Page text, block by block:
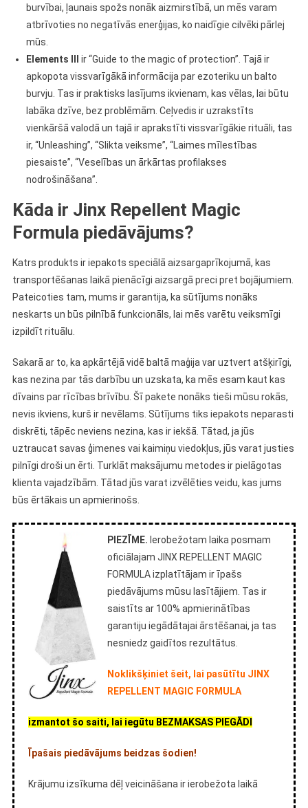
burvībai, ļaunais spožs nonāk aizmirstībā, un mēs varam
atbrīvoties no negatīvās enerģijas, ko naidīgie cilvēki pārlej
mūs.
Elements III
ir “Guide to the magic of protection”. Tajā ir
apkopota vissvarīgākā informācija par ezoteriku un balto
burvju. Tas ir praktisks lasījums ikvienam, kas vēlas, lai būtu
labāka dzīve, bez problēmām. Ceļvedis ir uzrakstīts
vienkāršā valodā un tajā ir aprakstīti vissvarīgākie rituāli, tas
ir, “Unleashing”, “Slikta veiksme”, “Laimes mīlestības
piesaiste”, “Veselības un ārkārtas profilakses
nodrošināšana”.
Kāda ir Jinx Repellent Magic
Formula piedāvājums?
Katrs produkts ir iepakots speciālā aizsargaprīkojumā, kas
transportēšanas laikā pienācīgi aizsargā preci pret bojājumiem.
Pateicoties tam, mums ir garantija, ka sūtījums nonāks
neskarts un būs pilnībā funkcionāls, lai mēs varētu veiksmīgi
izpildīt rituālu.
Sakarā ar to, ka apkārtējā vidē baltā maģija var uztvert atšķirīgi,
kas nezina par tās darbību un uzskata, ka mēs esam kaut kas
dīvains par rīcības brīvību. Šī pakete nonāks tieši mūsu rokās,
nevis ikviens, kurš ir nevēlams. Sūtījums tiks iepakots neparasti
diskrēti, tāpēc neviens nezina, kas ir iekšā. Tātad, ja jūs
uztraucat savas ģimenes vai kaimiņu viedokļus, jūs varat justies
pilnīgi droši un ērti. Turklāt maksājumu metodes ir pielāgotas
klienta vajadzībām. Tātad jūs varat izvēlēties veidu, kas jums
būs ērtākais un apmierinošs.
PIEZĪME. Ierobežotam laika posmam
oficiālajam JINX REPELLENT MAGIC
FORMULA izplatītājam ir īpašs
piedāvājums mūsu lasītājiem. Tas ir
saistīts ar 100% apmierinātības
garantiju iegādātajai ārstēšanai, ja tas
nesniedz gaidītos rezultātus.
Noklikšķiniet šeit, lai pasūtītu JINX
REPELLENT MAGIC FORMULA
izmantot šo saiti, lai iegūtu BEZMAKSAS PIEGĀDI
Īpašais piedāvājums beidzas šodien!
Krājumu izsīkuma dēļ veicināšana ir ierobežota laikā